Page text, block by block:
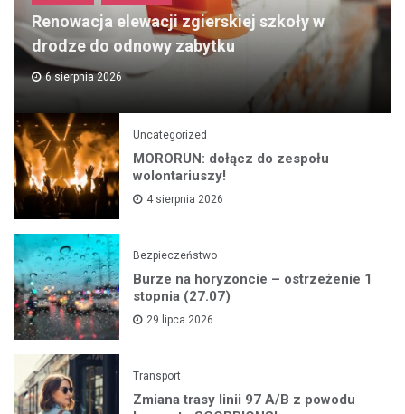
Renowacja elewacji zgierskiej szkoły w
drodze do odnowy zabytku
6 sierpnia 2026
Uncategorized
MORORUN: dołącz do zespołu
wolontariuszy!
4 sierpnia 2026
Bezpieczeństwo
Burze na horyzoncie – ostrzeżenie 1
stopnia (27.07)
29 lipca 2026
Transport
Zmiana trasy linii 97 A/B z powodu